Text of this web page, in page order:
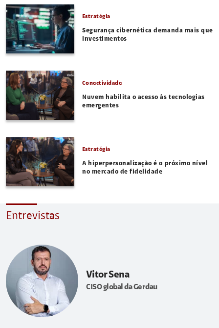
Estratégia
Segurança cibernética demanda mais que
investimentos
Conectividade
Nuvem habilita o acesso às tecnologias
emergentes
Estratégia
A hiperpersonalização é o próximo nível
no mercado de fidelidade
Entrevistas
Vitor Sena
CISO global da Gerdau